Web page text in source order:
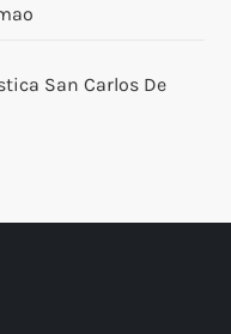
San Carlos De